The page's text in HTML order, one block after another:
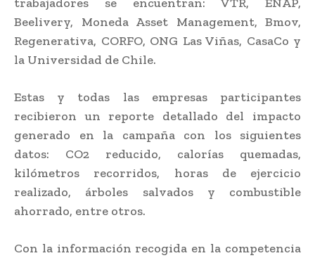
Beelivery, Moneda Asset Management, Bmov,
Regenerativa, CORFO, ONG Las Viñas, CasaCo y
la Universidad de Chile.
Estas y todas las empresas participantes
recibieron un reporte detallado del impacto
generado en la campaña con los siguientes
datos: CO2 reducido, calorías quemadas,
kilómetros recorridos, horas de ejercicio
realizado, árboles salvados y combustible
ahorrado, entre otros.
Con la información recogida en la competencia